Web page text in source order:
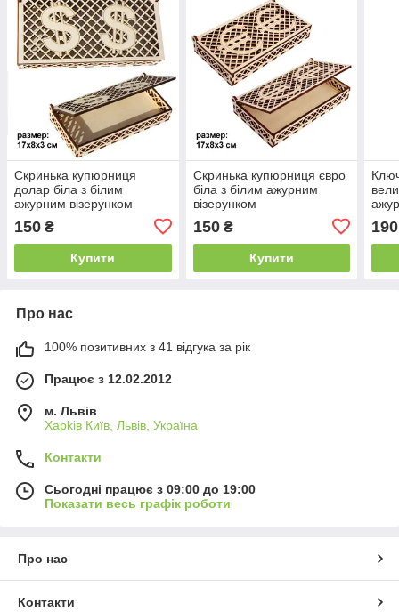
Скринька купюрниця
долар біла з білим
ажурним візерунком
150 ₴
Купити
Скринька купюрниця євро
біла з білим ажурним
візерунком
150₴
Купити
190
Про нас
100% позитивних з 41 відгука за рік
Працює з 12.02.2012
м. Львів
Харkiв Київ, Львів, Україна
Контакти
Сьогодні працює з 09:00 до 19:00
Показати весь графік роботи
Про нас
Контакти